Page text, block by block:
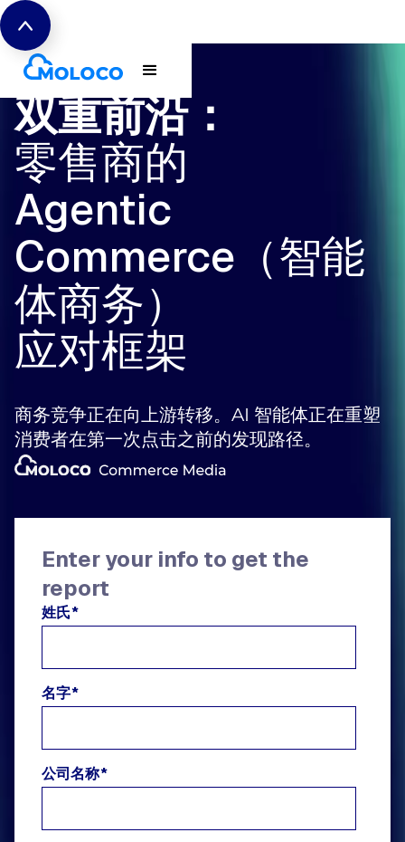
双重前沿：
零售商的
Agentic
Commerce（智能
体商务）
应对框架
商务竞争正在向上游转移。AI 智能体正在重塑
消费者在第一次点击之前的发现路径。
Enter your info to get the
report
姓氏*
名字*
公司名称*